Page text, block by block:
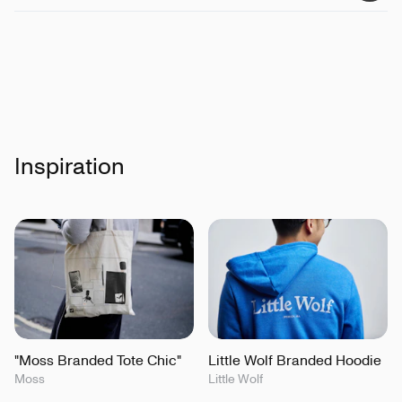
Inspiration
"Moss Branded Tote Chic"
Moss
Little Wolf Branded Hoodie
Little Wolf